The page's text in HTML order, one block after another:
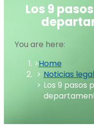
Los 9
You are here:
Home
Noticias
Los 9 pasos